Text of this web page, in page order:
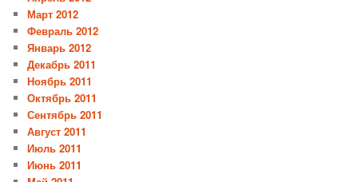
Март 2012
Февраль 2012
Январь 2012
Декабрь 2011
Ноябрь 2011
Октябрь 2011
Сентябрь 2011
Август 2011
Июль 2011
Июнь 2011